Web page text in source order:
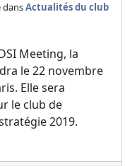
dansActualités du club
Meeting, la
le 22 novembre
Elle sera
le club de
2019.